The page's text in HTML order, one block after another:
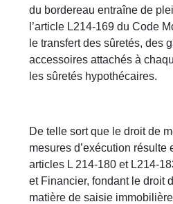
du bordereau entraîne de
l’article L214-169 du Code
le transfert des sûretés, des
accessoires attachés à
les sûretés hypothécaires.
De telle sort que le droit de
mesures d’exécution résulte
articles L 214-180 et L214-
et Financier, fondant le droit
matière de saisie